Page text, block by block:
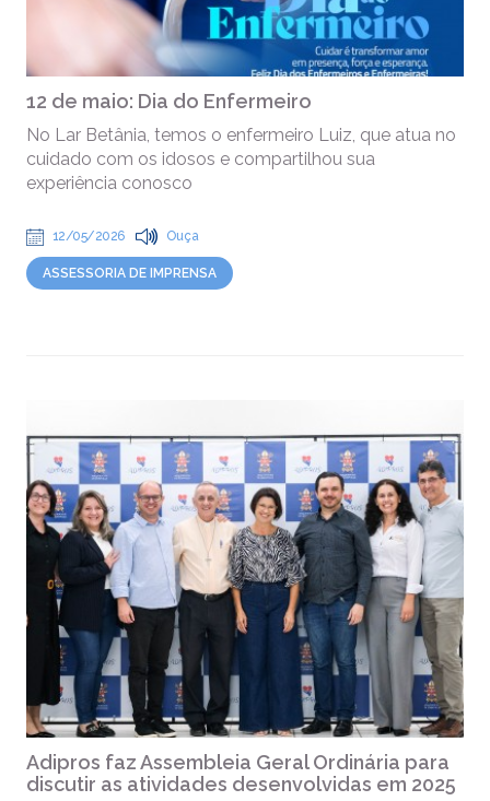
12 de maio: Dia do Enfermeiro
No Lar Betânia, temos o enfermeiro Luiz, que atua no
cuidado com os idosos e compartilhou sua
experiência conosco
12/05/2026 Ouça
ASSESSORIA DE IMPRENSA
Adipros faz Assembleia Geral Ordinária para
discutir as atividades desenvolvidas em 2025